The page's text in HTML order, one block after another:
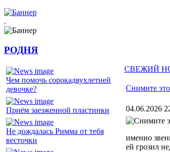
.
РОДНЯ
Чем помочь сорокадвухлетней
девочке?
Приём заезженной пластинки
Не дождалась Римма от тебя
весточки
СВЕЖИЙ
Снимите
04.06.2026
именно
ей грозил